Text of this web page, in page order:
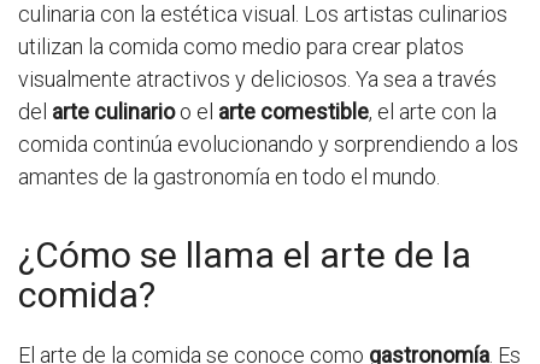
culinaria con la estética visual. Los artistas culinarios
utilizan la comida como medio para crear platos
visualmente atractivos y deliciosos. Ya sea a través
del arte culinarioo el arte comestible, el arte con la
comida continúa evolucionando y sorprendiendo a los
amantes de la gastronomía en todo el mundo.
¿Cómo se llama el arte de la
comida?
El arte de la comida se conoce como gastronomía. Es